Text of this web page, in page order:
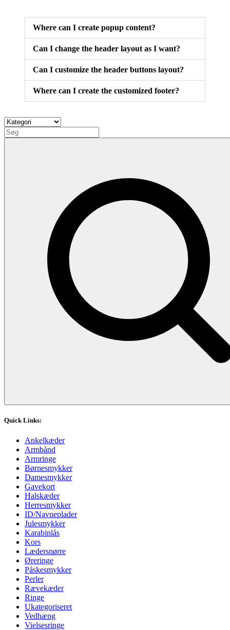
Where can I create popup content?
Can I change the header layout as I want?
Can I customize the header buttons layout?
Where can I create the customized footer?
Quick Links:
Ankelkæder
Armbånd
Armringe
Børnesmykker
Damesmykker
Gavekort
Halskæder
Herresmykker
ID/Navneplader
Julesmykker
Karabinlås
Kors
Lædersnørre
Øreringe
Påskesmykker
Perler
Rævekæder
Ringe
Ukategoriseret
Vedhæng
Vielsesringe